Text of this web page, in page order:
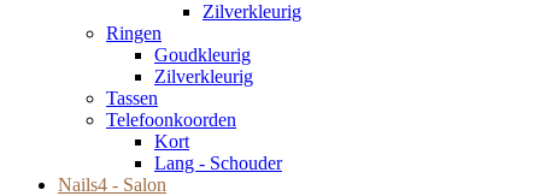
Zilverkleurig
Ringen
Goudkleurig
Zilverkleurig
Tassen
Telefoonkoorden
Kort
Lang - Schouder
Nails4 - Salon